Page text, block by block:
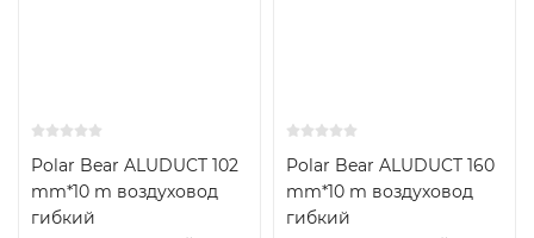
Polar Bear ALUDUCT 102
mm*10 m воздуховод
гибкий
Polar Bear ALUDUCT 160
mm*10 m воздуховод
гибкий